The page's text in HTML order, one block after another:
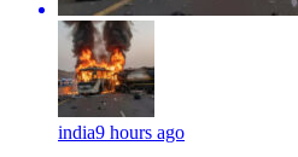
india9 hours ago